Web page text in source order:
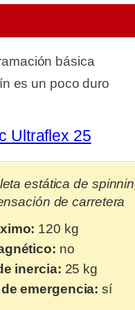
básica
es un poco duro
Ultraflex 25
estática de
de carretera
120 kg
no
inercia: 25 kg
emergencia: sí